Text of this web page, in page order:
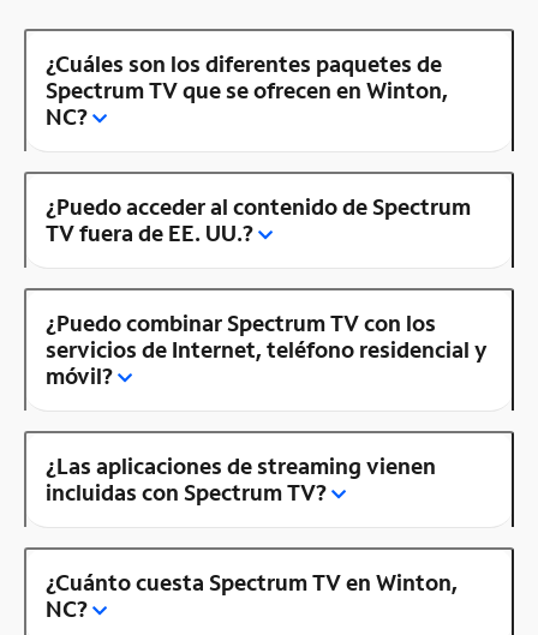
¿Cuáles son los diferentes paquetes de
Spectrum TV que se ofrecen en Winton,
NC?
¿Puedo acceder al contenido de Spectrum
TV fuera de EE. UU.?
¿Puedo combinar Spectrum TV con los
servicios de Internet, teléfono residencial y
móvil?
¿Las aplicaciones de streaming vienen
incluidas con Spectrum TV?
¿Cuánto cuesta Spectrum TV en Winton,
NC?